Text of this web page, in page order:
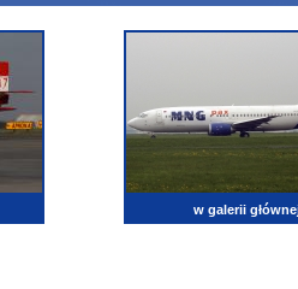
w galerii